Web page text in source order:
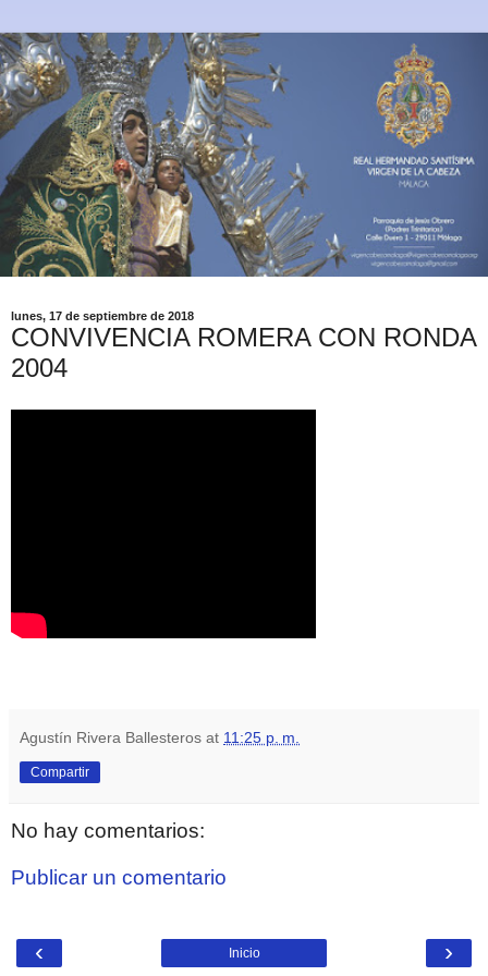
lunes, 17 de septiembre de 2018
CONVIVENCIA ROMERA CON RONDA
2004
Agustín Rivera Ballesteros at 11:25 p. m.
Compartir
No hay comentarios:
Publicar un comentario
‹ ›
Inicio